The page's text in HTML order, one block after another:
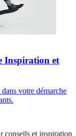
Inspiration et
votre démarche
conseils et inspiration